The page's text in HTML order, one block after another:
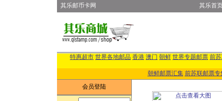
其乐邮币卡网 其乐首
特惠超市 世界各地邮品 香港 澳门 朝鲜 世界专题邮票 前
朝鲜邮票汇集 前苏联邮票专
会员登陆